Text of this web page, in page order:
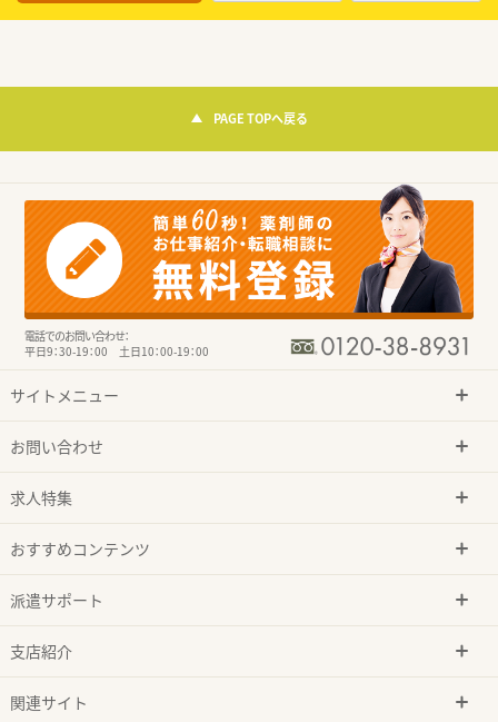
PAGE TOPへ戻る
電話でのお問い合わせ：
平日9：30-19：00 土日10：00-19：00
サイトメニュー
お問い合わせ
求人特集
おすすめコンテンツ
派遣サポート
支店紹介
関連サイト